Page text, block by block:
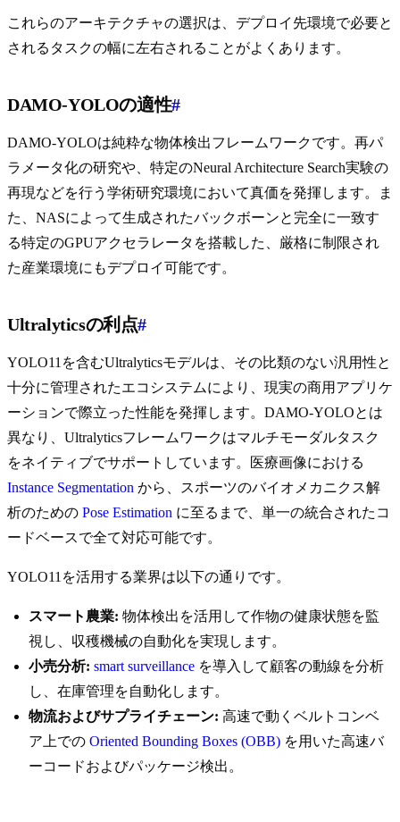
これらのアーキテクチャの選択は、デプロイ先環境で必要と
されるタスクの幅に左右されることがよくあります。
DAMO-YOLOの適性#
DAMO-YOLOは純粋な物体検出フレームワークです。再パ
ラメータ化の研究や、特定のNeural Architecture Search実験の
再現などを行う学術研究環境において真価を発揮します。ま
た、NASによって生成されたバックボーンと完全に一致す
る特定のGPUアクセラレータを搭載した、厳格に制限され
た産業環境にもデプロイ可能です。
Ultralyticsの利点#
YOLO11を含むUltralyticsモデルは、その比類のない汎用性と
十分に管理されたエコシステムにより、現実の商用アプリケ
ーションで際立った性能を発揮します。DAMO-YOLOとは
異なり、Ultralyticsフレームワークはマルチモーダルタスク
をネイティブでサポートしています。医療画像における
Instance Segmentation から、スポーツのバイオメカニクス解
析のための Pose Estimation に至るまで、単一の統合されたコ
ードベースで全て対応可能です。
YOLO11を活用する業界は以下の通りです。
スマート農業: 物体検出を活用して作物の健康状態を監
視し、収穫機械の自動化を実現します。
小売分析: smart surveillance を導入して顧客の動線を分析
し、在庫管理を自動化します。
物流およびサプライチェーン: 高速で動くベルトコンベ
ア上での Oriented Bounding Boxes (OBB) を用いた高速バ
ーコードおよびパッケージ検出。